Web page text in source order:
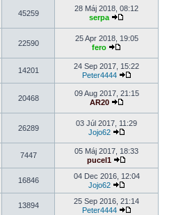
45259
28 Máj 2018, 08:12
serpa
22590
25 Apr 2018, 19:05
fero
14201
24 Sep 2017, 15:22
Peter4444
20468
09 Aug 2017, 21:15
AR20
26289
03 Júl 2017, 11:29
Jojo62
7447
05 Máj 2017, 18:33
pucel1
16846
04 Dec 2016, 12:04
Jojo62
13894
25 Sep 2016, 21:14
Peter4444